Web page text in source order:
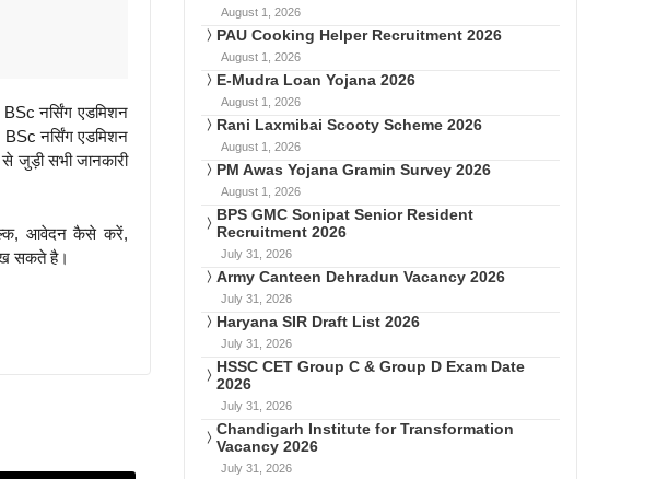
नर्सिंग एडमिशन
BSc नर्सिंग एडमिशन
जुड़ी सभी जानकारी
शुल्क, आवेदन कैसे करें,
सकते है।
August 1, 2026
PAU Cooking Helper Recruitment 2026
August 1, 2026
E-Mudra Loan Yojana 2026
August 1, 2026
Rani Laxmibai Scooty Scheme 2026
August 1, 2026
PM Awas Yojana Gramin Survey 2026
August 1, 2026
BPS GMC Sonipat Senior Resident
Recruitment 2026
July 31, 2026
Army Canteen Dehradun Vacancy 2026
July 31, 2026
Haryana SIR Draft List 2026
July 31, 2026
HSSC CET Group C & Group D Exam Date
2026
July 31, 2026
Chandigarh Institute for Transformation
Vacancy 2026
July 31, 2026